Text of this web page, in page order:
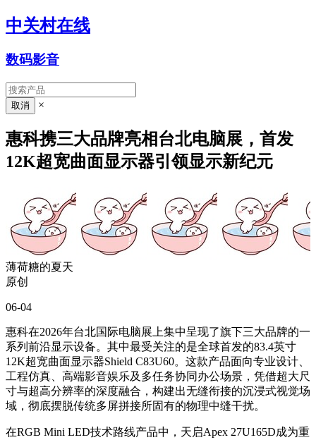
中关村在线
数码影音
×
惠科携三大品牌亮相台北电脑展，首发
12K超宽曲面显示器引领显示新纪元
薄荷糖的夏天
原创
06-04
惠科在2026年台北国际电脑展上集中呈现了旗下三大品牌的一
系列前沿显示设备。其中最受关注的是全球首发的83.4英寸
12K超宽曲面显示器Shield C83U60。这款产品面向专业设计、
工程仿真、高端影音娱乐及多任务协同办公场景，凭借超大尺
寸与超高分辨率的深度融合，构建出无缝衔接的沉浸式视觉场
域，彻底摆脱传统多屏拼接所固有的物理中缝干扰。
在RGB Mini LED技术路线产品中，天启Apex 27U165D成为重